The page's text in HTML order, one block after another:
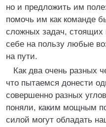
но и предложить им
помочь им как команде
сложных задач, стоящих
себе на пользу любые
на пути.
Как два очень разных
что пытаемся донести
совершенно разных
поняли, каким мощным
силой могут обладать